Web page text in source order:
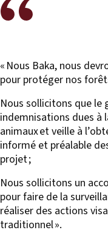
« Nous Baka, nous
pour protéger nos
Nous sollicitons que le
indemnisations dues à
animaux et veille à
informé et préalable
projet ;
Nous sollicitons un
pour faire de la
réaliser des actions
traditionnel ».